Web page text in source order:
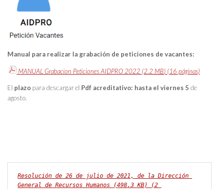
Manual para realizar la grabación de peticiones de vacantes:
MANUAL Grabacion Peticiones AIDPRO 2022 (2.2 MB) (16 páginas)
El plazo para descargar el Pdf acreditativo: hasta el viernes 5 de
agosto.
Resolución de 26 de julio de 2021, de la Dirección
General de Recursos Humanos (498.3 KB)
(2